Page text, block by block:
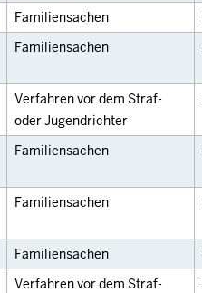
Familiensachen
Familiensachen
Verfahren vor dem Straf-
oder Jugendrichter
Familiensachen
Familiensachen
Familiensachen
Verfahren vor dem Straf-